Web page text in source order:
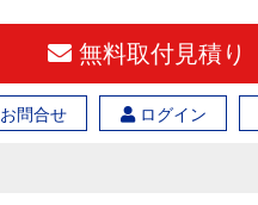
無料取付見積り
お問合せ ログイン